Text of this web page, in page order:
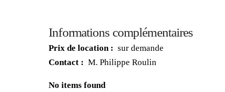
Informations complémentaires
Prix de location : sur demande
Contact : M. Philippe Roulin
No items found